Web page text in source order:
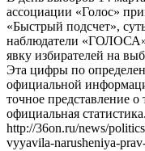
ассоциации «Голос»
«Быстрый подсчет»,
наблюдатели
явку избирателей на
Эта цифры по
официальной
точное представление о
официальная статистика.
http://36on.ru/news/
vyyavila-narusheniya-